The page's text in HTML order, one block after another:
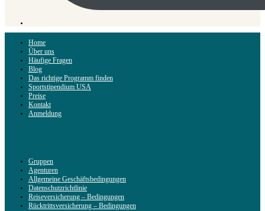
Home
Über uns
Häufige Fragen
Blog
Das richtige Programm finden
Sportstipendium USA
Preise
Kontakt
Anmeldung
Gruppen
Agenturen
Allgemeine Geschäftsbedingungen
Datenschutzrichtlinie
Reiseversicherung – Bedingungen
Rücktrittsversicherung – Bedingungen